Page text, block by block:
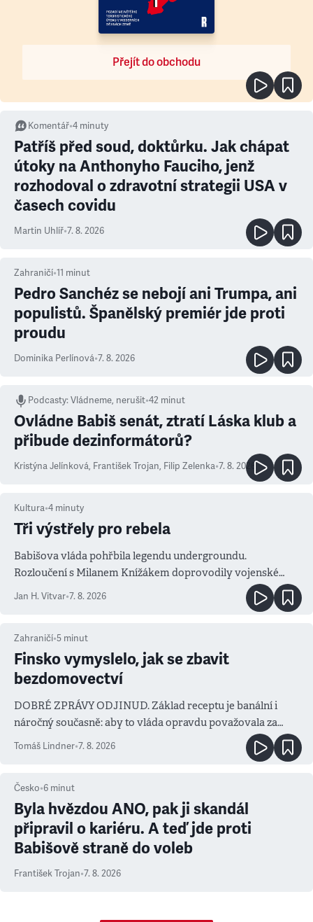
Přejít do obchodu
Komentář•4 minuty
Patříš před soud, doktůrku. Jak chápat
útoky na Anthonyho Fauciho, jenž
rozhodoval o zdravotní strategii USA v
časech covidu
Martin Uhlíř•7. 8. 2026
Zahraničí•11 minut
Pedro Sanchéz se nebojí ani Trumpa, ani
populistů. Španělský premiér jde proti
proudu
Dominika Perlínová•7. 8. 2026
Podcasty:Vládneme, nerušit•42 minut
Ovládne Babiš senát, ztratí Láska klub a
přibude dezinformátorů?
Kristýna Jelínková, František Trojan, Filip Zelenka•7. 8. 2026
Kultura•4 minuty
Tři výstřely pro rebela
Babišova vláda pohřbila legendu undergroundu.
Rozloučení s Milanem Knížákem doprovodily vojenské
salvy i kritika pokrokářů
Jan H. Vitvar•7. 8. 2026
Zahraničí•5 minut
Finsko vymyslelo, jak se zbavit
bezdomovectví
DOBRÉ ZPRÁVY ODJINUD. Základ receptu je banální i
náročný současně: aby to vláda opravdu považovala za
prioritu
Tomáš Lindner•7. 8. 2026
Česko•6 minut
Byla hvězdou ANO, pak ji skandál
připravil o kariéru. A teď jde proti
Babišově straně do voleb
František Trojan•7. 8. 2026